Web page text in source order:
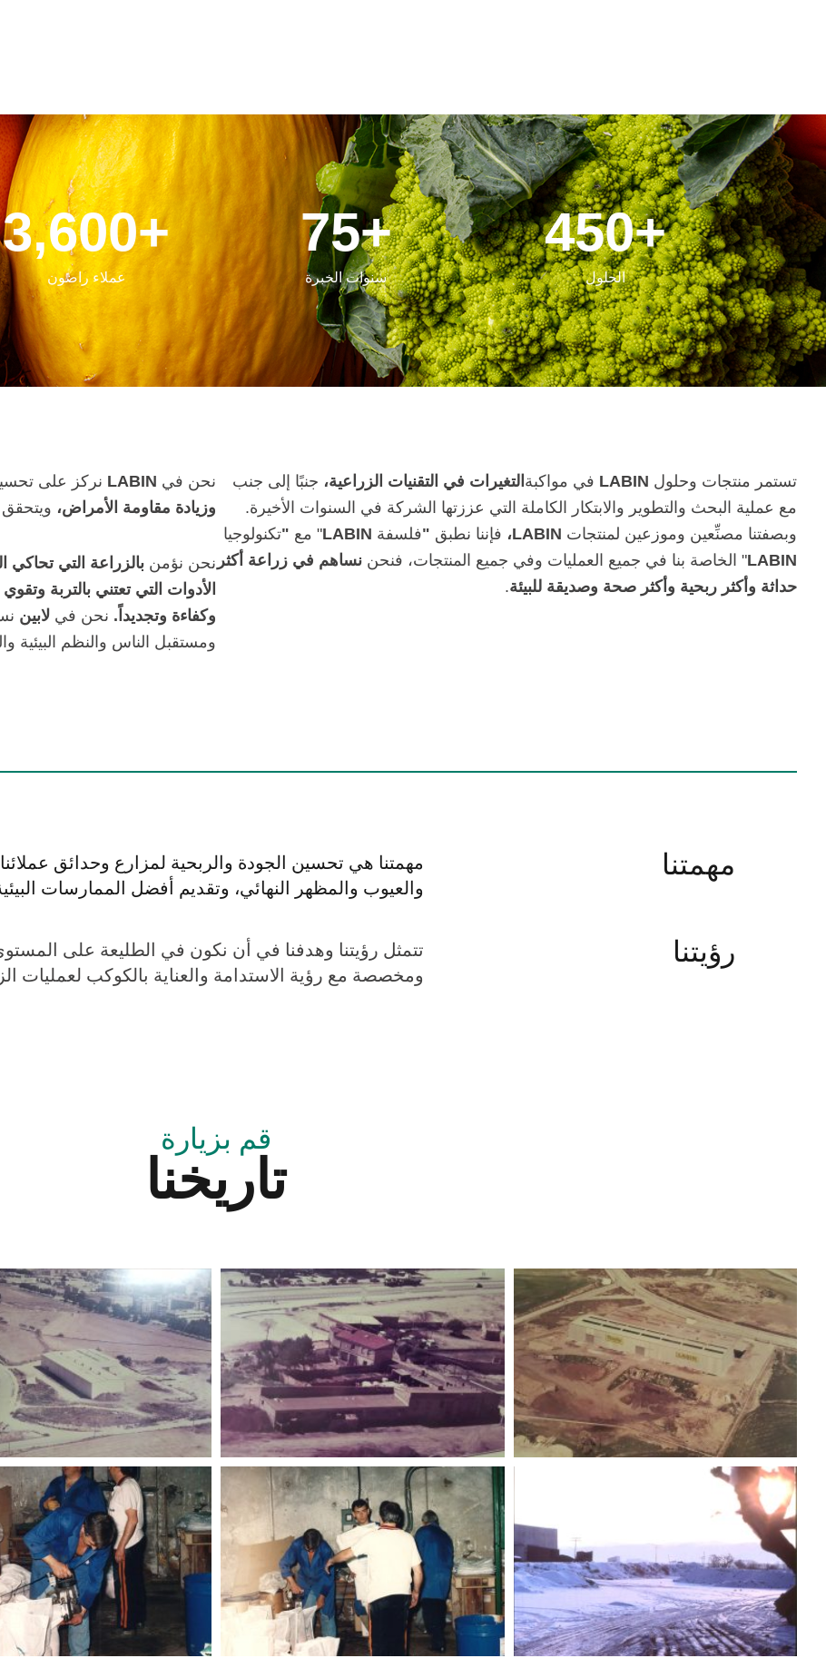
الحلول
+
450
سنوات الخبرة
+
75
عملاء راضون
+
3,600
تستمر منتجات وحلول LABIN في مواكبة التغيرات في التقنيات الزراعية، جنبًا إلى جنب
مع عملية البحث والتطوير والابتكار الكاملة التي عززتها الشركة في السنوات الأخيرة.
وبصفتنا مصنِّعين وموزعين لمنتجات LABIN، فإننا نطبق "فلسفة LABIN" مع "تكنولوجيا
LABIN" الخاصة بنا في جميع العمليات وفي جميع المنتجات، فنحن نساهم في زراعة أكثر
حداثة وأكثر ربحية وأكثر صحة وصديقة للبيئة.
نحن في LABIN نركز على
وزيادة مقاومة الأمراض، ويتحقق
نحن نؤمن بالزراعة التي تحاكي
الأدوات التي تعتني بالتربة
وكفاءة وتجديداً. نحن في لابين
ومستقبل الناس والنظم البيئية
مهمتنا
مهمتنا هي تحسين الجودة والربحية لمزارع وحدائق
والعيوب والمظهر النهائي، وتقديم أفضل الممارسات البيئية
رؤيتنا
تتمثل رؤيتنا وهدفنا في أن نكون في الطليعة على
ومخصصة مع رؤية الاستدامة والعناية بالكوكب لعمليات
قم بزيارة
تاريخنا